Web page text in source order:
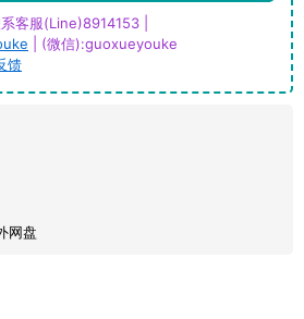
客服(Line)8914153 |
| (微信):guoxueyouke
馈
网盘